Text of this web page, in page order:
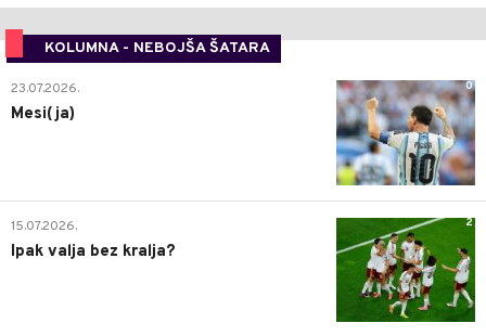
KOLUMNA - NEBOJŠA ŠATARA
0
23.07.2026.
Mesi(ja)
2
15.07.2026.
Ipak valja bez kralja?